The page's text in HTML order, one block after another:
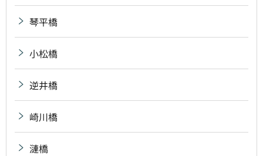
琴平橋
小松橋
逆井橋
崎川橋
漣橋